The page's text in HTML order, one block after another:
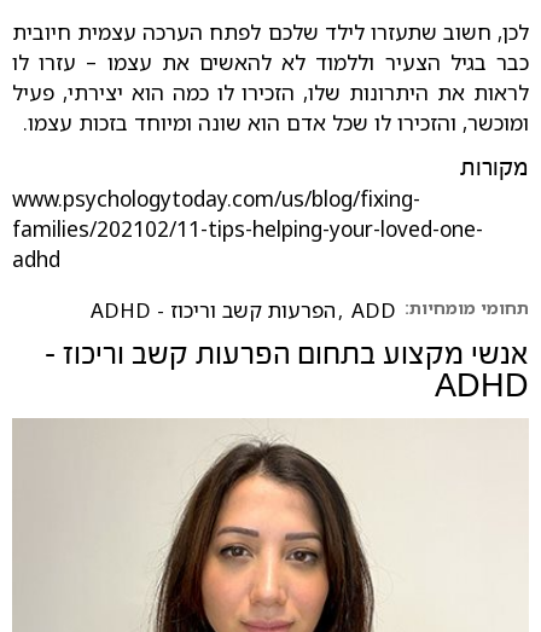
לכן, חשוב שתעזרו לילד שלכם לפתח הערכה עצמית חיובית
כבר בגיל הצעיר וללמוד לא להאשים את עצמו – עזרו לו
לראות את היתרונות שלו, הזכירו לו כמה הוא יצירתי, פעיל
ומוכשר, והזכירו לו שכל אדם הוא שונה ומיוחד בזכות עצמו.
מקורות
www.psychologytoday.com/us/blog/fixing-
families/202102/11-tips-helping-your-loved-one-
adhd
תחומי מומחיות: ADD
,הפרעות קשב וריכוז - ADHD
אנשי מקצוע בתחום הפרעות קשב וריכוז -
ADHD